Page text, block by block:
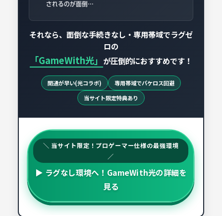
されるのが面倒…
それなら、面倒な手続きなし・専用帯域でラグゼ
ロの
「GameWith光」 が圧倒的におすすめです！
開通が早い(光コラボ)
専用帯域でパケロス回避
当サイト限定特典あり
＼ 当サイト限定！プロゲーマー仕様の最強環境
／
▶ ラグなし環境へ！GameWith光の詳細を
見る